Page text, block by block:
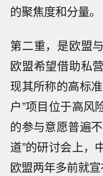
的聚焦度和分量。
第二重，是欧盟
欧盟希望借助私
现其所称的高标
户”项目位于高风
的参与意愿普遍
道”的研讨会上，
欧盟两年多前就